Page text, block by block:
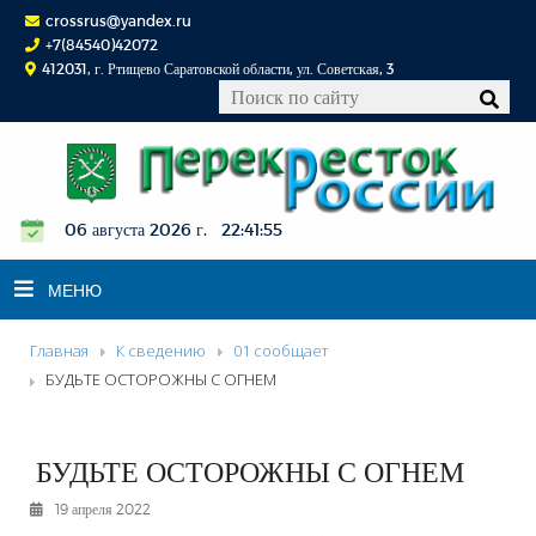
crossrus@yandex.ru
+7(84540)42072
412031, г. Ртищево Саратовской области, ул. Советская, 3
06 августа 2026 г. 22:41:55
МЕНЮ
НОВОСТИ
КОНКУРСЫ
ФОТОРЕПОРТАЖИ
Главная К сведению
01 сообщает
БУДЬТЕ ОСТОРОЖНЫ С ОГНЕМ
БУДЬТЕ ОСТОРОЖНЫ С ОГНЕМ
19 апреля 2022